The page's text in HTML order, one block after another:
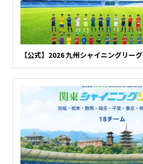
【公式】2026 九州シャイニングリーグ